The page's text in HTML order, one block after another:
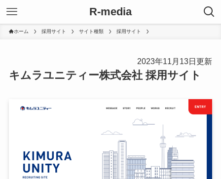
R-media
ホーム 採用サイト サイト種類 採用サイト
2023年11月13日更新
キムラユニティー株式会社 採用サイト